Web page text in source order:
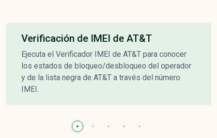
Verificación de IMEI de AT&T
Ejecuta el Verificador IMEI de AT&T para conocer
los estados de bloqueo/desbloqueo del operador
y de la lista negra de AT&T a través del número
IMEI.